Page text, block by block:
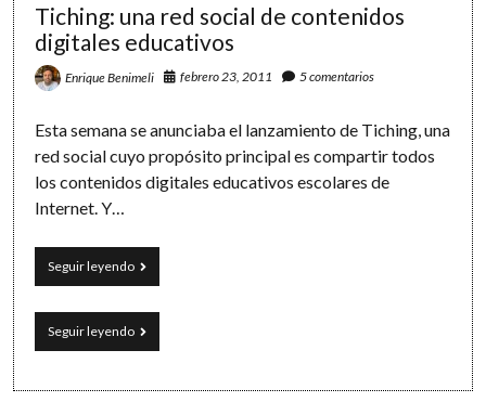
el
musical
Edutify
Tiching: una red social de contenidos
digitales educativos
Enrique Benimeli febrero 23, 2011 5 comentarios
Esta semana se anunciaba el lanzamiento de Tiching, una
red social cuyo propósito principal es compartir todos
los contenidos digitales educativos escolares de
Internet. Y…
Seguir leyendoTiching:
una
Seguir leyendoTiching:
una
social